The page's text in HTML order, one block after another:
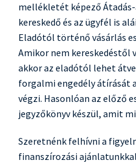
mellékletét képező
kereskedő és az ügyfél is
Eladótól történő vásárlás
Amikor nem kereskedéstől
akkor az eladótól lehet
forgalmi engedély átírását
végzi. Hasonlóan az előző
jegyzőkönyv készül, amit
Szeretnénk felhívni a
finanszírozási